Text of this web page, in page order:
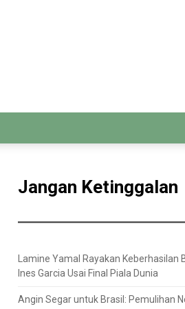
Jangan Ketinggalan
Lamine Yamal Rayakan Keberhasilan
Ines Garcia Usai Final Piala Dunia
Angin Segar untuk Brasil: Pemulihan